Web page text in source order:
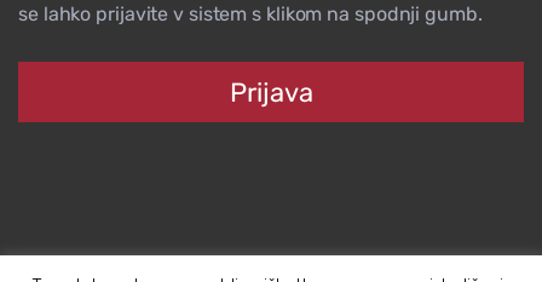
se lahko prijavite v sistem s klikom na spodnji gumb.
Prijava